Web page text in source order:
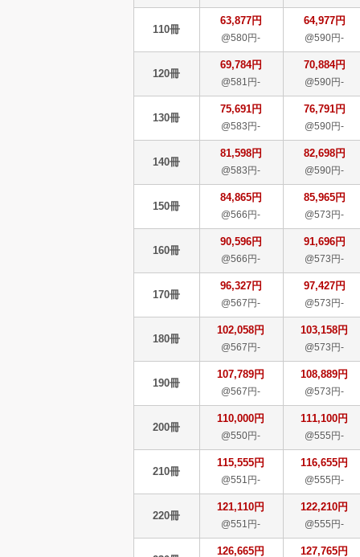
110冊
63,877円
@580円-
64,977円
@590円-
120冊
69,784円
@581円-
70,884円
@590円-
130冊
75,691円
@583円-
76,791円
@590円-
140冊
81,598円
@583円-
82,698円
@590円-
150冊
84,865円
@566円-
85,965円
@573円-
160冊
90,596円
@566円-
91,696円
@573円-
170冊
96,327円
@567円-
97,427円
@573円-
180冊
102,058円
@567円-
103,158円
@573円-
190冊
107,789円
@567円-
108,889円
@573円-
200冊
110,000円
@550円-
111,100円
@555円-
210冊
115,555円
@551円-
116,655円
@555円-
220冊
121,110円
@551円-
122,210円
@555円-
126,665円 127,765円